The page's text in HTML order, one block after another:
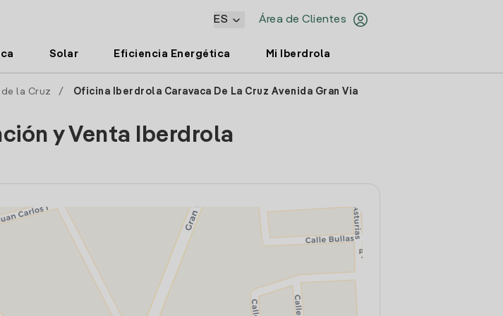
Área de Clientes
ES
Solar Eficiencia Energética Mi Iberdrola
la Cruz / Oficina Iberdrola Caravaca De La Cruz Avenida Gran Via
y Venta Iberdrola